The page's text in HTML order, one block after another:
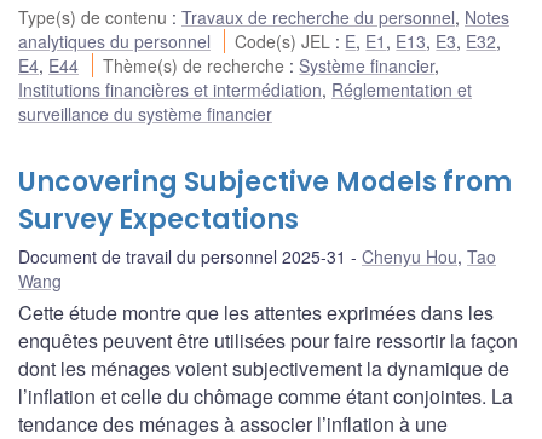
Type(s) de contenu : Travaux de recherche du personnel, Notes
analytiques du personnel
Code(s) JEL : E, E1 , E13, E3, E32,
E4, E44 Thème(s) de recherche : Système financier,
Institutions financières et intermédiation, Réglementation et
surveillance du système financier
Uncovering Subjective Models from
Survey Expectations
Document de travail du personnel 2025-31 Chenyu Hou, Tao
Wang
Cette étude montre que les attentes exprimées dans les
enquêtes peuvent être utilisées pour faire ressortir la façon
dont les ménages voient subjectivement la dynamique de
l’inflation et celle du chômage comme étant conjointes. La
tendance des ménages à associer l’inflation à une